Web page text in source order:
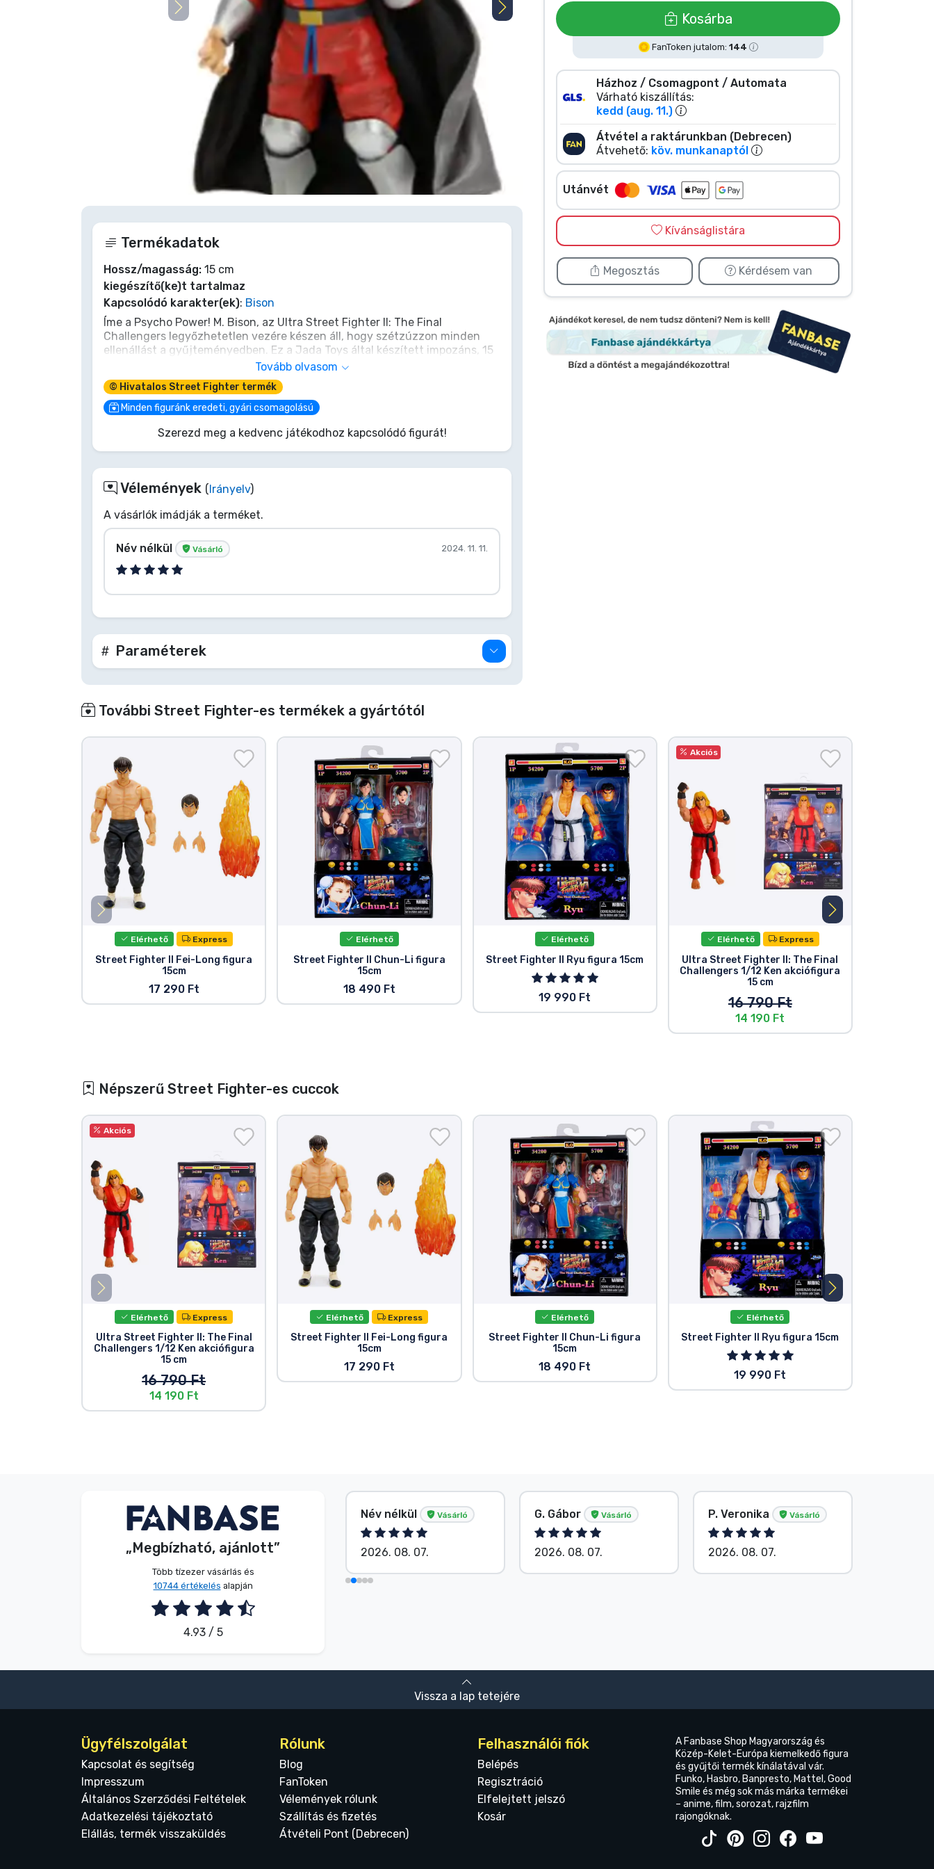
Nagyításhoz kattints duplán a képre
Kosárba
FanToken jutalom: 144
Házhoz / Csomagpont / Automata
Várható kiszállítás:
kedd (aug. 11.)
Átvétel a raktárunkban (Debrecen)
Átvehető: köv. munkanaptól
Utánvét
Kívánságlistára
Megosztás Kérdésem van
Termékadatok
Hossz/magasság: 15 cm
kiegészítő(ke)t tartalmaz
Kapcsolódó karakter(ek): Bison
Íme a Psycho Power! M. Bison, az Ultra Street Fighter II: The Final
Challengers legyőzhetetlen vezére készen áll, hogy szétzúzzon minden
ellenállást a gyűjteményedben. Ez a Jada Toys által készített impozáns, 15
cm-es, 1/12 méretarányú akciófigura mesterien testesíti meg zsarnoki
ambícióját és ikonikus megjelenését. Add a Shadaloo mesterét a
kiállításodhoz, és kezdődjön el az ő uralma. Számodra e figura birtoklása
nem csupán győzelem lesz; hanem... egy Kedd.
Tovább olvasom
© Hivatalos Street Fighter termék
Minden figuránk eredeti, gyári csomagolású
Szerezd meg a kedvenc játékodhoz kapcsolódó figurát!
Vélemények ( Irányelv)
A vásárlók imádják a terméket.
Név nélkül Vásárló 2024. 11. 11.
Paraméterek
További Street Fighter-es termékek a gyártótól
Elérhető Express
Street Fighter II Fei-Long figura
15cm
17 290 Ft
Elérhető
Street Fighter II Chun-Li figura
15cm
18 490 Ft
Elérhető
Street Fighter II Ryu figura 15cm
19 990 Ft
Akciós
Elérhető Express
Ultra Street Fighter II: The Final
Challengers 1/12 Ken akciófigura
15 cm
16 790 Ft
14 190 Ft
Népszerű Street Fighter-es cuccok
Akciós
Elérhető Express
Ultra Street Fighter II: The Final
Challengers 1/12 Ken akciófigura
15 cm
16 790 Ft
14 190 Ft
Elérhető Express
Street Fighter II Fei-Long figura
15cm
17 290 Ft
Elérhető
Street Fighter II Chun-Li figura
15cm
18 490 Ft
Elérhető
Street Fighter II Ryu figura 15cm
19 990 Ft
„Megbízható, ajánlott”
Több tízezer vásárlás és
10744 értékelés alapján
4.93 / 5
Név nélkül Vásárló
2026. 08. 07.
Név nélkül Vásárló
2026. 08. 07.
G. Gábor Vásárló
2026. 08. 07.
P. Veronika Vásárló
2026. 08. 07.
Vissza a lap tetejére
Ügyfélszolgálat
Kapcsolat és segítség
Impresszum
Általános Szerződési Feltételek
Adatkezelési tájékoztató
Elállás, termék visszaküldés
Rólunk
Blog
FanToken
Vélemények rólunk
Szállítás és fizetés
Átvételi Pont (Debrecen)
Felhasználói fiók
Belépés
Regisztráció
Elfelejtett jelszó
Kosár
A Fanbase Shop Magyarország és
Közép-Kelet-Európa kiemelkedő figura
és gyűjtői termék kínálatával vár.
Funko, Hasbro, Banpresto, Mattel, Good
Smile és még sok más márka termékei
– anime, film, sorozat, rajzfilm
rajongóknak.
Gamer cuccok
Sportos cuccok
Zenés cuccok
Terméktípusok